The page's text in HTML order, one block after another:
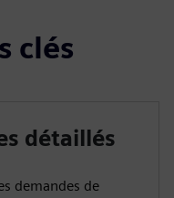
clés
détaillés
demandes de